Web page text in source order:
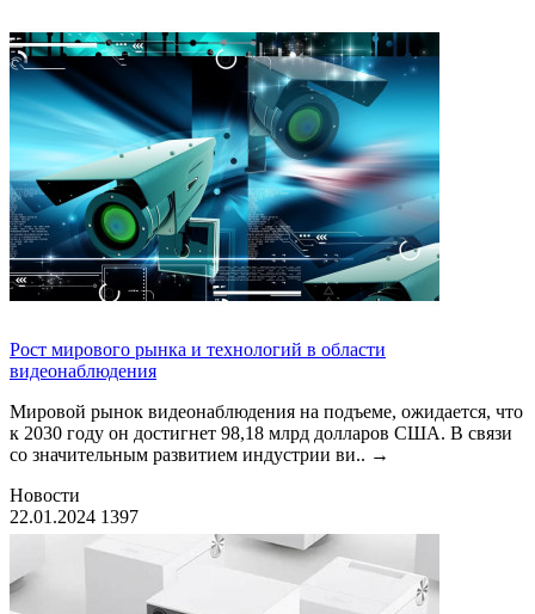
Рост мирового рынка и технологий в области
видеонаблюдения
Мировой рынок видеонаблюдения на подъеме, ожидается, что
к 2030 году он достигнет 98,18 млрд долларов США. В связи
со значительным развитием индустрии ви.. →
Новости
22.01.2024 1397